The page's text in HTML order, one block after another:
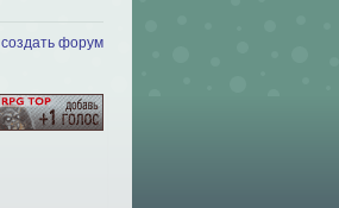
создать форум